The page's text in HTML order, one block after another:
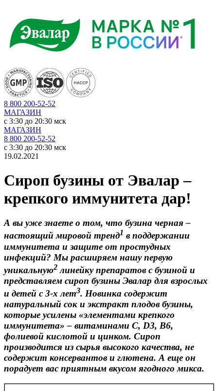
8 800 200-52-52
МАГАЗИН
c 3:30 до 20:30 мск
МАГАЗИН
8 800 200-52-52
c 3:30 до 20:30 мск
19.02.2021
Сироп бузины от Эвалар –
крепкого иммунитета дар!
А вы уже знаете о том, что бузина черная –
настоящий мировой тренд1 в поддержании
иммунитета и защите от простудных
инфекций? Мы расширяем нашу первую
уникальную2 линейку препаратов с бузиной и
представляем сироп бузины Эвалар для взрослых
и детей с 3-х лет3. Новинка содержит
натуральный сок и экстракт плодов бузины,
которые усилены «элементами крепкого
иммунитета» – витаминами С, D3, В6,
фолиевой кислотой и цинком. Сироп
производится из сырья высокого качества, не
содержит консервантов и глютена. А еще он
порадует вас приятным вкусом ягодного микса.